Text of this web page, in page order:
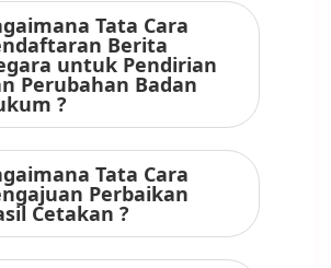
Tata Cara
Berita
untuk Pendirian
Perubahan Badan
?
Tata Cara
Perbaikan
Cetakan ?